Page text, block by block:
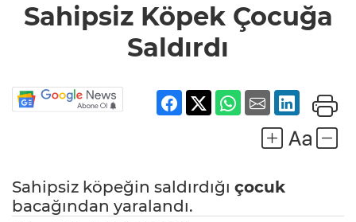
Saldırdı
Sahipsiz Köpek Çocuğa
Saldırdı
Sahipsiz köpeğin saldırdığı çocuk
bacağından yaralandı.